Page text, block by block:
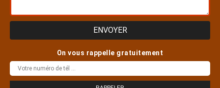
On vous rappelle gratuitement